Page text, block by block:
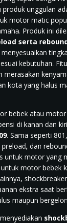
produk unggulan
motor matic
Produk ini
serta
kebutuhan.
merasakan
kota yang halus
bebek atau motor
di kanan dan
. Sama seperti
dan
untuk motor yang
motor bebek
ekstra saat
maupun